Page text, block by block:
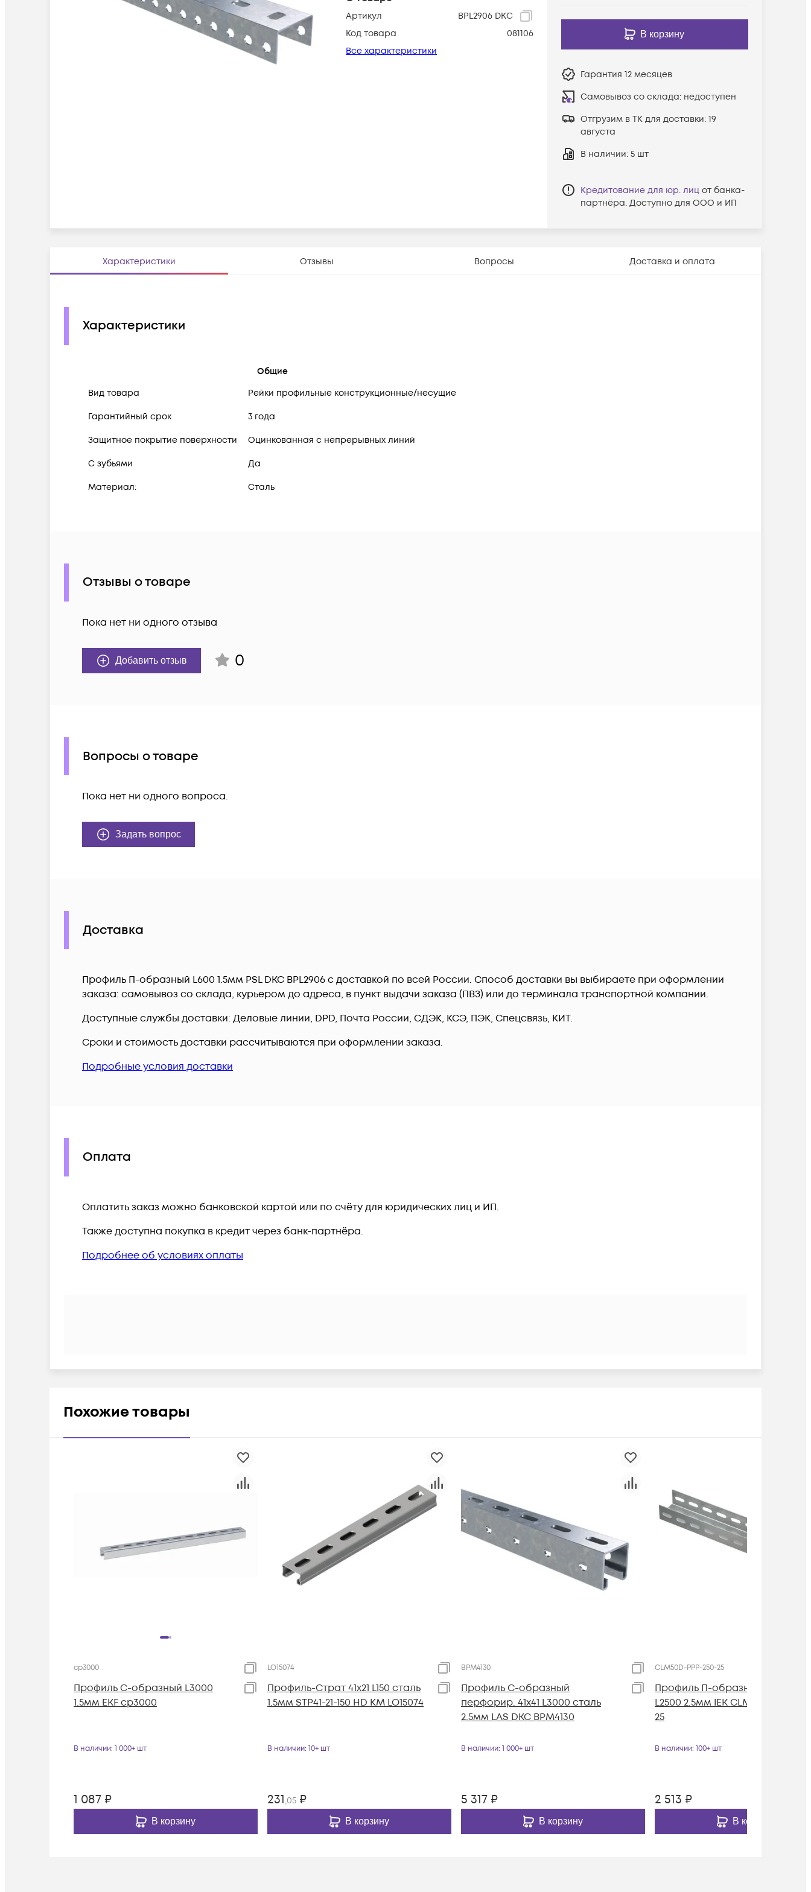
Артикул
BPL2906 DKC
Код товара
081106
Все характеристики
В корзину
Гарантия 12 месяцев
Самовывоз со склада: недоступен
Отгрузим в ТК для доставки: 19
августа
В наличии: 5 шт
Кредитование для юр. лиц от банка-
партнёра. Доступно для ООО и ИП
Характеристики Отзывы Вопросы Доставка и оплата
Характеристики
Общие
Вид товара
Рейки профильные конструкционные/несущие
Гарантийный срок 3 года
Защитное покрытие поверхности Оцинкованная с непрерывных линий
С зубьями Да
Материал: Сталь
Отзывы о товаре
Пока нет ни одного отзыва
Добавить отзыв 0
Вопросы о товаре
Пока нет ни одного вопроса.
Задать вопрос
Доставка
Профиль П-образный L600 1.5мм PSL DKC BPL2906 c доставкой по всей России. Способ доставки вы выбираете при оформлении
заказа: самовывоз со склада, курьером до адреса, в пункт выдачи заказа (ПВЗ) или до терминала транспортной компании.
Доступные службы доставки: Деловые линии, DPD, Почта России, СДЭК, КСЭ, ПЭК, Спецсвязь, КИТ.
Сроки и стоимость доставки рассчитываются при оформлении заказа.
Подробные условия доставки
Оплата
Оплатить заказ можно банковской картой или по счёту для юридических лиц и ИП.
Также доступна покупка в кредит через банк-партнёра.
Подробнее об условиях оплаты
Похожие товары
cp3000
Профиль С-образный L3000
1.5мм EKF cp3000
В наличии: 1 000+ шт
1 087 ₽
В корзину
LO15074
Профиль-Страт 41х21 L150 сталь
1.5мм STP41-21-150 HD КМ LO15074
В наличии: 10+ шт
231,05 ₽
В корзину
BPM4130
Профиль С-образный
перфорир. 41х41 L3000 сталь
2.5мм LAS DKC BPM4130
В наличии: 1 000+ шт
5 317 ₽
В корзину
CLM50D-PPP-250-25
Профиль П-образный
L2500 2.5мм IEK CLM50D-PPP-
25
В наличии: 100+ шт
2 513 ₽
В корзину